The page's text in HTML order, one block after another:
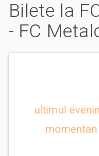
Bilete la
- FC
ultimul